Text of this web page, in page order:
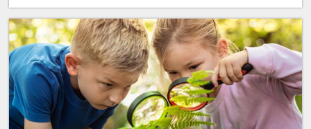
CIVILNÍ
OCHRANY
V
PŘEROVĚ: